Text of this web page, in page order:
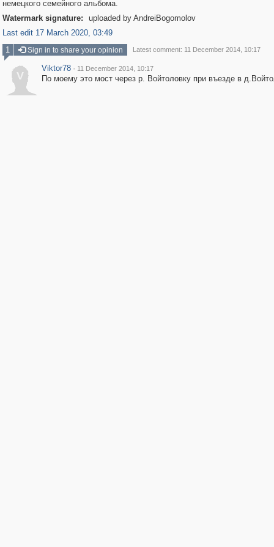
немецкого семейного альбома.
Watermark signature:
uploaded by AndreiBogomolov
Last edit 17 March 2020, 03:49
1
Sign in to share your opinion Latest comment: 11 December 2014, 10:17
V
Viktor78 · 11 December 2014, 10:17
По моему это мост через р. Войтоловку при въезде в